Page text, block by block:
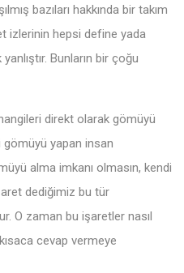
bazıları hakkında bir takım
izlerinin hepsi define yada
Bunların bir çoğu
direkt olarak gömüyü
gömüyü yapan insan
alma imkanı olmasın, kendi
dediğimiz bu tür
O zaman bu işaretler nasıl
cevap vermeye